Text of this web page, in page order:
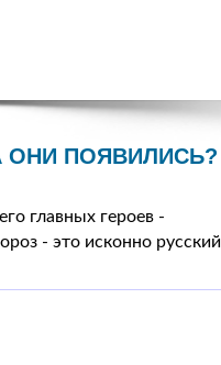
ОНИ ПОЯВИЛИСЬ?
главных героев -
- это исконно русский